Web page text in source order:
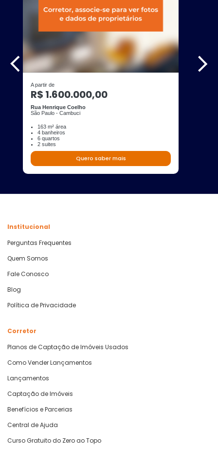
A partir de
R$ 1.600.000,00
Rua Henrique Coelho
São Paulo - Cambuci
163 m² área
4 banheiros
6 quartos
2 suites
Quero saber mais
Institucional
Perguntas Frequentes
Quem Somos
Fale Conosco
Blog
Política de Privacidade
Corretor
Planos de Captação de Imóveis Usados
Como Vender Lançamentos
Lançamentos
Captação de Imóveis
Benefícios e Parcerias
Central de Ajuda
Curso Gratuito do Zero ao Topo